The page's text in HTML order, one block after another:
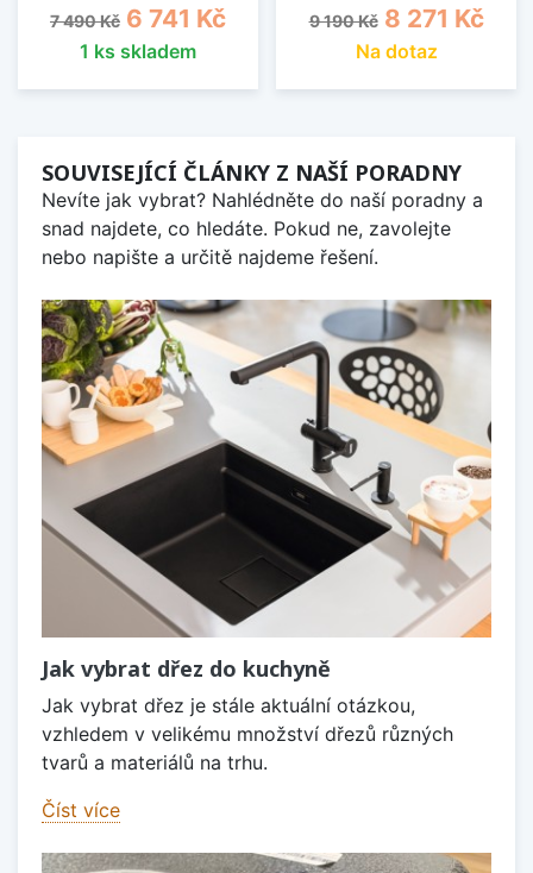
Běžná cena
7 490 Kč Cena
6 741 Kč
1 ks skladem
Běžná cena
9 190 Kč Cena
8 271 Kč
Na dotaz
SOUVISEJÍCÍ ČLÁNKY Z NAŠÍ PORADNY
Nevíte jak vybrat? Nahlédněte do naší poradny a
snad najdete, co hledáte. Pokud ne, zavolejte
nebo napište a určitě najdeme řešení.
Jak vybrat dřez do kuchyně
Jak vybrat dřez je stále aktuální otázkou,
vzhledem v velikému množství dřezů různých
tvarů a materiálů na trhu.
Číst více